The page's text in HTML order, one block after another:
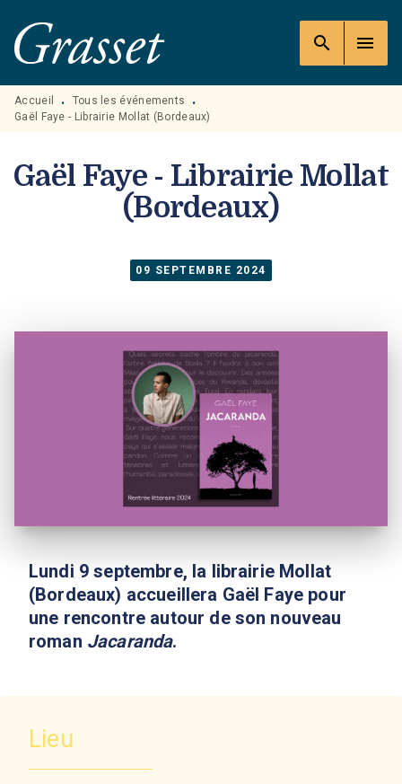
MENU RECHERCHE
PIED DE PAGE
search menu
Accueil • Tous les événements
•
Gaël Faye - Librairie Mollat (Bordeaux)
Gaël Faye - Librairie Mollat
(Bordeaux)
09 SEPTEMBRE 2024
Lundi 9 septembre, la librairie Mollat
(Bordeaux) accueillera Gaël Faye pour
une rencontre autour de son nouveau
roman Jacaranda.
Lieu